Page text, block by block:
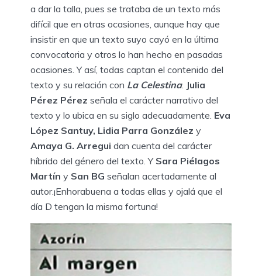
a dar la talla, pues se trataba de un texto más
difícil que en otras ocasiones, aunque hay que
insistir en que un texto suyo cayó en la última
convocatoria y otros lo han hecho en pasadas
ocasiones. Y así, todas captan el contenido del
texto y su relación con La Celestina. Julia
Pérez Pérez señala el carácter narrativo del
texto y lo ubica en su siglo adecuadamente. Eva
López Santuy, Lidia Parra González y
Amaya G. Arregui dan cuenta del carácter
híbrido del género del texto. YSara Piélagos
Martín y San BG señalan acertadamente al
autor.¡Enhorabuena a todas ellas y ojalá que el
día D tengan la misma fortuna!